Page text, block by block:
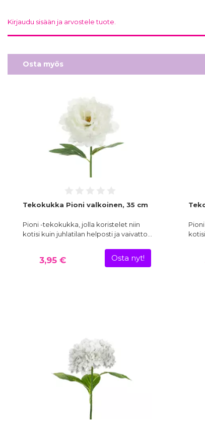
Kirjaudu sisään ja arvostele tuote.
Osta myös
Tekokukka Pioni valkoinen, 35 cm
Pioni -tekokukka, jolla koristelet niin
kotisi kuin juhlatilan helposti ja vaivatto…
3,95 € Osta nyt!